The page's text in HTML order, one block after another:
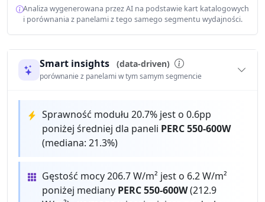
Analiza wygenerowana przez AI na podstawie kart katalogowych
i porównania z panelami z tego samego segmentu wydajności.
Smart insights (data-driven)
porównanie z panelami w tym samym segmencie
Sprawność modułu 20.7% jest o 0.6pp
poniżej średniej dla paneli PERC 550-600W
(mediana: 21.3%)
Gęstość mocy 206.7 W/m² jest o 6.2 W/m²
poniżej mediany PERC 550-600W(212.9